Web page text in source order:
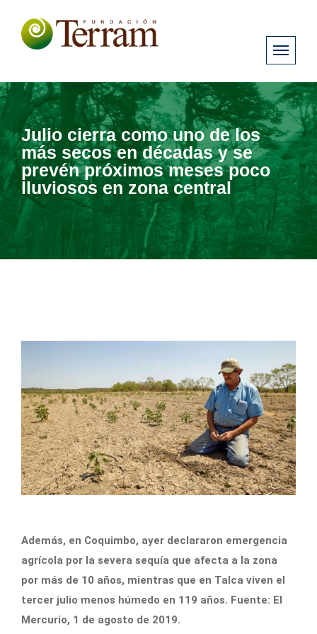
Julio cierra como uno de los
más secos en décadas y se
prevén próximos meses poco
lluviosos en zona central
Además, en Coquimbo, ayer declararon emergencia
agrícola por la severa sequía que afecta a la zona
por más de 10 años, mientras que en Talca viven el
tercer julio menos húmedo en 119 años. Fuente: El
Mercurio, 1 de agosto de 2019.